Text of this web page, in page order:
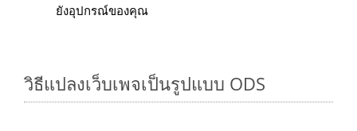
ยังอุปกรณ์ของคุณ
วิธีแปลงเว็บเพจเป็นรูปแบบ ODS